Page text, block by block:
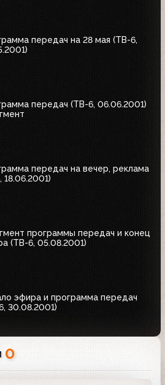
передач на 28 мая (ТВ-6,
передач (ТВ-6, 06.06.2001)
передач на вечер, реклама
18.06.2001)
программы передач и конец
(ТВ-6, 05.08.2001)
эфира и программа передач
30.08.2001)
0